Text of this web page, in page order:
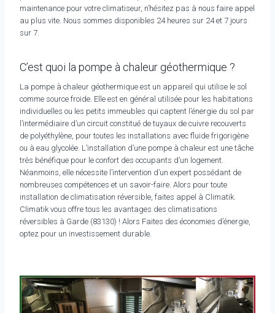
maintenance pour votre climatiseur, n’hésitez pas à nous faire appel
au plus vite. Nous sommes disponibles 24 heures sur 24 et 7 jours
sur 7.
C’est quoi la pompe à chaleur géothermique ?
La pompe à chaleur géothermique est un appareil qui utilise le sol
comme source froide. Elle est en général utilisée pour les habitations
individuelles ou les petits immeubles qui captent l’énergie du sol par
l’intermédiaire d’un circuit constitué de tuyaux de cuivre recouverts
de polyéthylène, pour toutes les installations avec fluide frigorigène
ou à eau glycolée. L’installation d’une pompe à chaleur est une tâche
très bénéfique pour le confort des occupants d’un logement.
Néanmoins, elle nécessite l’intervention d’un expert possédant de
nombreuses compétences et un savoir-faire. Alors pour toute
installation de climatisation réversible, faites appel à Climatik.
Climatik vous offre tous les avantages des climatisations
réversibles à Garde (83130) ! Alors Faites des économies d’énergie,
optez pour un investissement durable.